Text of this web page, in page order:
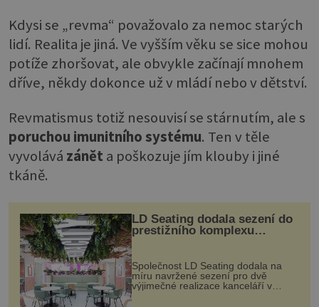
Kdysi se „revma“ považovalo za nemoc starých
lidí. Realita je jiná. Ve vyšším věku se sice mohou
potíže zhoršovat, ale obvykle začínají mnohem
dříve, někdy dokonce už v mládí nebo v dětství.
Revmatismus totiž nesouvisí se stárnutím, ale s
poruchou imunitního systému. Ten v těle
vyvolává zánět a poškozuje jím klouby i jiné
tkáně.
LD Seating dodala sezení do
prestižního komplexu
MediaCityUK v Salfordu
Společnost LD Seating dodala na
míru navržené sezení pro dvě
výjimečné realizace kanceláří v
areálu MediaCityUK v anglickém